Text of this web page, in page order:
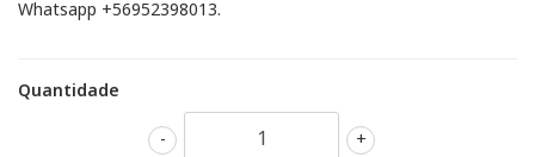
Whatsapp +56952398013.
Quantidade
+
-